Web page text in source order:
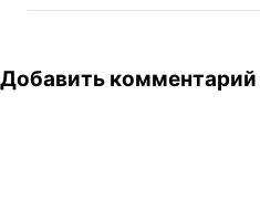
Добавить комментарий